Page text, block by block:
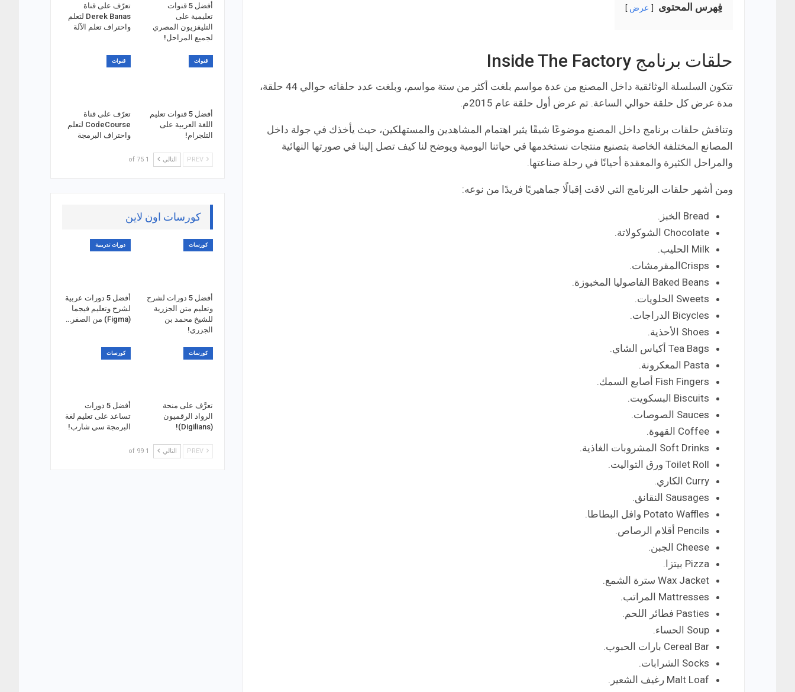
فِهرس المحتوى عرض
حلقات برنامج Inside The Factory
تتكون السلسلة الوثائقية داخل المصنع من عدة مواسم بلغت أكثر من ستة مواسم، وبلغت عدد حلقاته حوالي 44 حلقة،
مدة عرض كل حلقة حوالي الساعة. تم عرض أول حلقة عام 2015م.
وتناقش حلقات برنامج داخل المصنع موضوعًا شيقًا يثير اهتمام المشاهدين والمستهلكين، حيث يأخذك في جولة داخل
المصانع المختلفة الخاصة بتصنيع منتجات نستخدمها في حياتنا اليومية ويوضح لنا كيف تصل إلينا في صورتها النهائية
والمراحل الكثيرة والمعقدة أحيانًا في رحلة صناعتها.
ومن أشهر حلقات البرنامج التي لاقت إقبالًا جماهيريًا فريدًا من نوعه:
Bread الخبز.
Chocolate الشوكولاتة.
Milk الحليب.
Crispsالمقرمشات.
Baked Beans الفاصوليا المخبوزة.
Sweets الحلويات.
Bicycles الدراجات.
Shoes الأحذية.
Tea Bags أكياس الشاي.
Pasta المعكرونة.
Fish Fingers أصابع السمك.
Biscuits البسكويت.
Sauces الصوصات.
Coffee القهوة.
Soft Drinks المشروبات الغاذية.
Toilet Roll ورق التواليت.
Curry الكاري.
Sausages النقانق.
Potato Waffles وافل البطاطا.
Pencils أقلام الرصاص.
Cheese الجبن.
Pizza بيتزا.
Wax Jacket سترة الشمع.
Mattresses المراتب.
Pasties فطائر اللحم.
Soup الحساء.
Cereal Bar بارات الحبوب.
Socks الشرابات.
Malt Loaf رغيف الشعير.
أفضل 5 قنوات
تعليمية على
التليفزيون المصري
لجميع المراحل!
تعرّف على قناة
Derek Banas لتعلم
واحتراف تعلم الآلة
قنوات
أفضل 5 قنوات تعليم
اللغة العربية على
التلجرام!
قنوات
تعرّف على قناة
CodeCourse لتعلم
واحتراف البرمجة
التالي 1 of 75
كورسات اون لاين
كورسات
أفضل 5 دورات لشرح
وتعليم متن الجزرية
للشيخ محمد بن
الجزري!
دورات تدريبية
أفضل 5 دورات عربية
لشرح وتعليم فيجما
(Figma) من الصفر…
كورسات
تعرَّف على منحة
الرواد الرقميون
(Digilians)!
كورسات
أفضل 5 دورات
تساعد على تعليم لغة
البرمجة سي شارب!
التالي 1 of 99